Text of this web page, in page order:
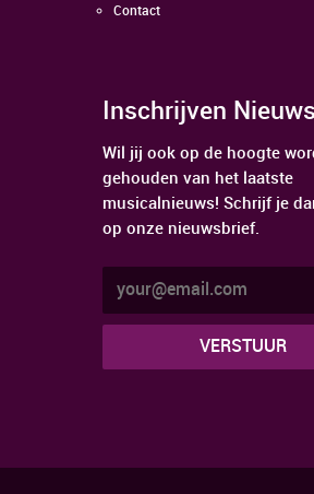
Contact
Inschrijven
Wil jij ook op de hoogte
gehouden van het laatste
musicalnieuws! Schrijf je
op onze nieuwsbrief.